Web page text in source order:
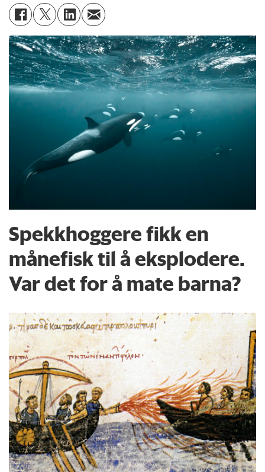
Spekkhoggere fikk en
månefisk til å eksplodere.
Var det for å mate barna?